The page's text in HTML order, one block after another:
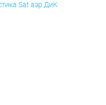
Sat аэр ДиК